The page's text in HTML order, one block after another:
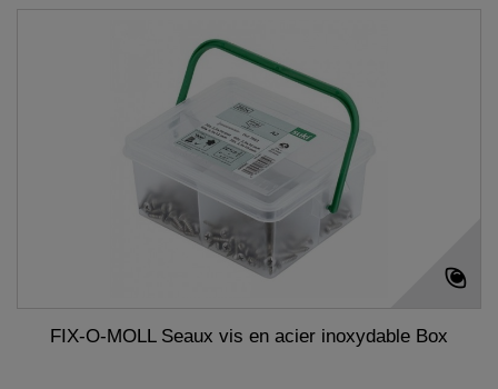
FIX-O-MOLL Seaux vis en acier inoxydable Box